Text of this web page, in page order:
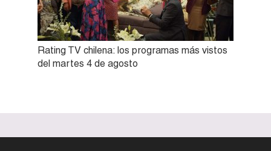
Rating TV chilena: los programas más vistos
del martes 4 de agosto